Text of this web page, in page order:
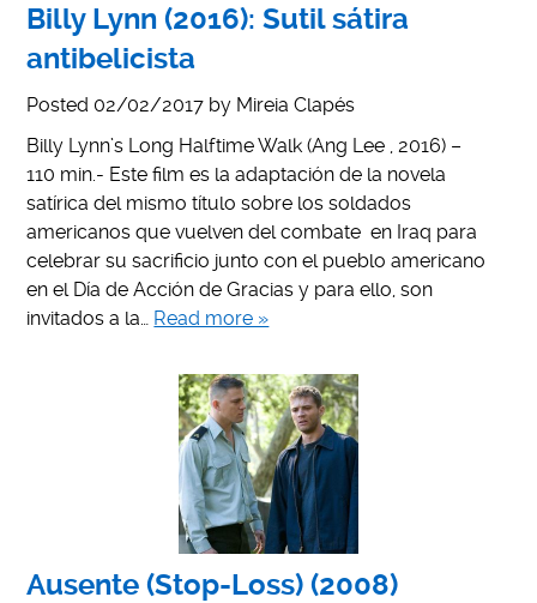
Billy Lynn (2016): Sutil sátira
antibelicista
Posted 02/02/2017 by Mireia Clapés
Billy Lynn’s Long Halftime Walk (Ang Lee , 2016) –
110 min.- Este film es la adaptación de la novela
satírica del mismo título sobre los soldados
americanos que vuelven del combate en Iraq para
celebrar su sacrificio junto con el pueblo americano
en el Día de Acción de Gracias y para ello, son
invitados a la… Read more »
Ausente (Stop-Loss) (2008)